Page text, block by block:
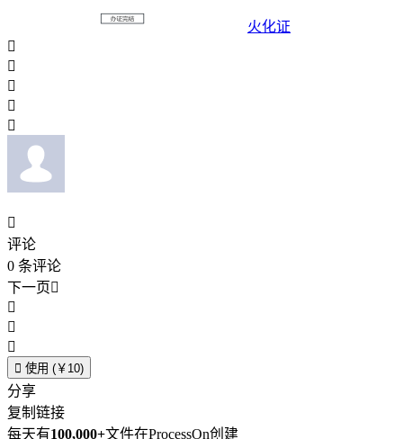
火化证






评论
0 条评论
下一页



 使用 (￥10)
分享
复制链接
每天有100,000+文件在ProcessOn创建